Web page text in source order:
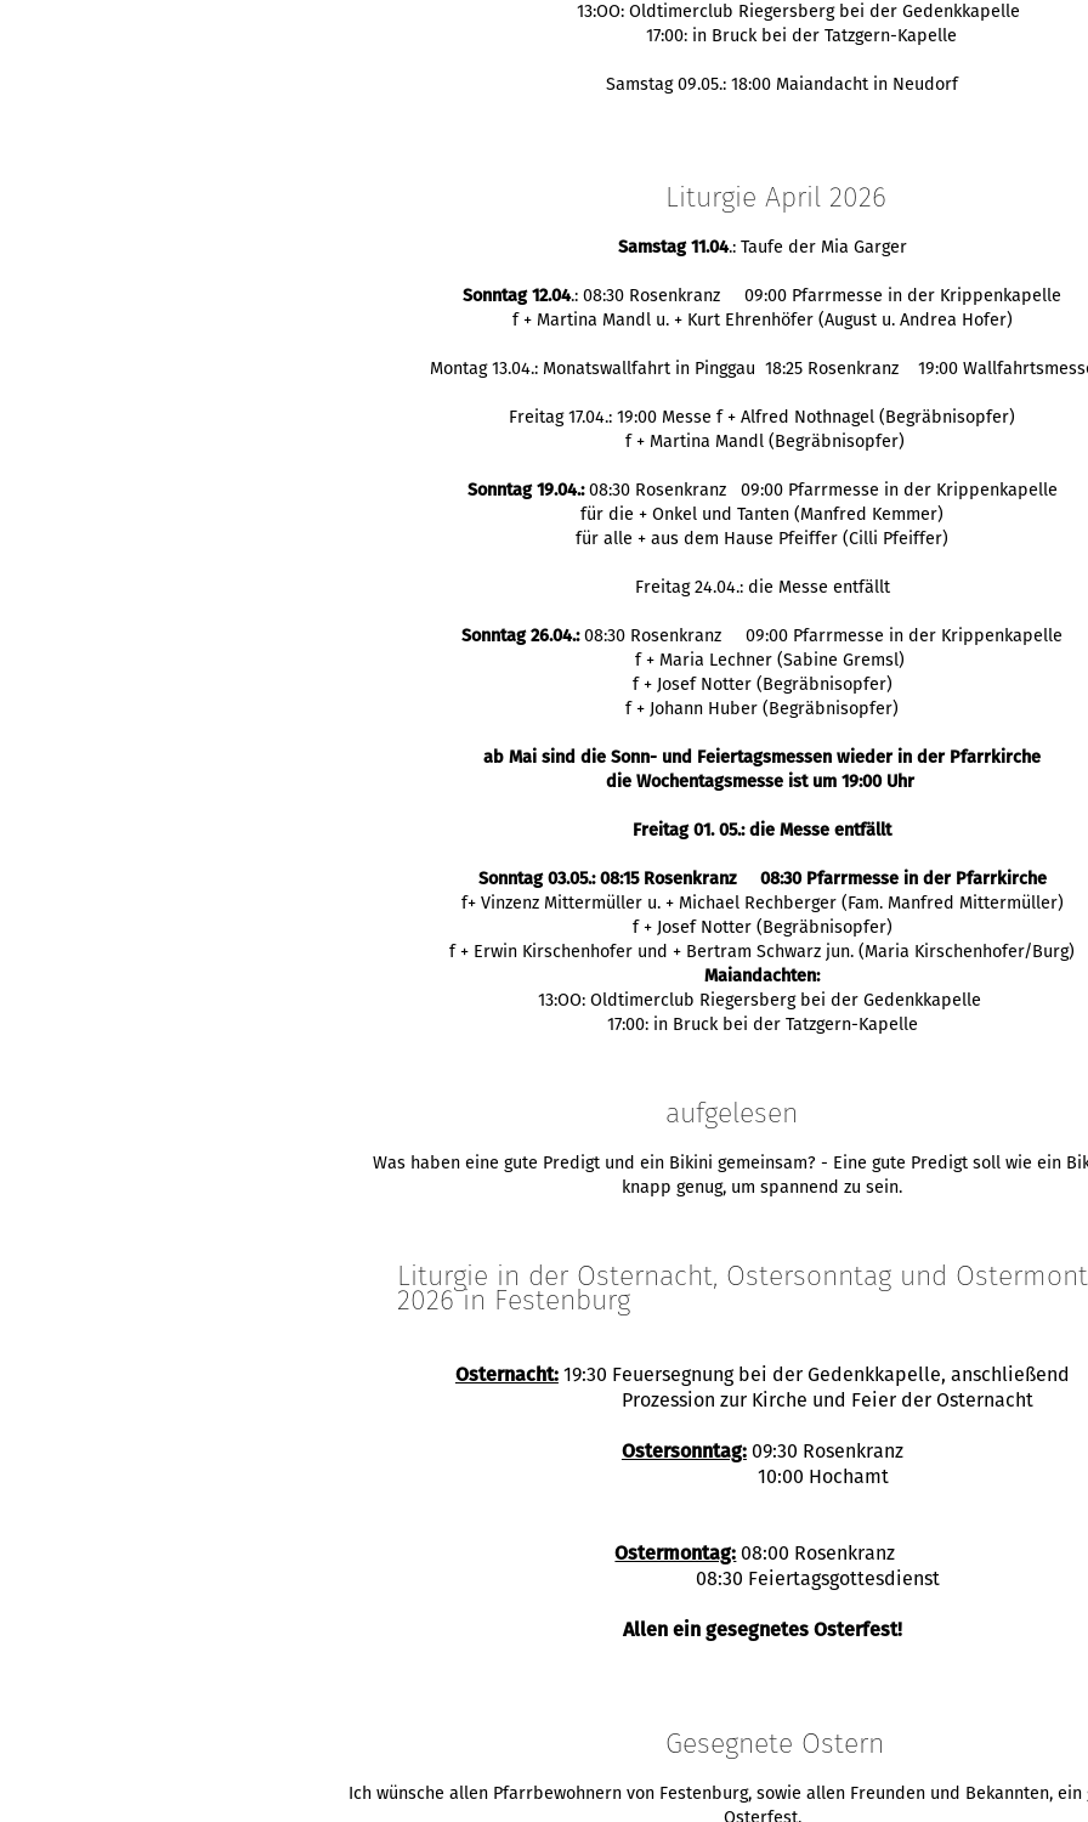
13:OO: Oldtimerclub Riegersberg bei der Gedenkkapelle
17:00: in Bruck bei der Tatzgern-Kapelle
Samstag 09.05.: 18:00 Maiandacht in Neudorf
Liturgie April 2026
Samstag 11.04.: Taufe der Mia Garger
Sonntag 12.04.: 08:30 Rosenkranz 09:00 Pfarrmesse in der Krippenkapelle
f + Martina Mandl u. + Kurt Ehrenhöfer (August u. Andrea Hofer)
Montag 13.04.: Monatswallfahrt in Pinggau 18:25 Rosenkranz 19:00
Freitag 17.04.: 19:00 Messe f + Alfred Nothnagel (Begräbnisopfer)
f + Martina Mandl (Begräbnisopfer)
Sonntag 19.04.:08:30 Rosenkranz 09:00 Pfarrmesse in der Krippenkapelle
für die + Onkel und Tanten (Manfred Kemmer)
für alle + aus dem Hause Pfeiffer (Cilli Pfeiffer)
Freitag 24.04.: die Messe entfällt
Sonntag 26.04.:08:30 Rosenkranz 09:00 Pfarrmesse in der Krippenkapelle
f + Maria Lechner (Sabine Gremsl)
f + Josef Notter (Begräbnisopfer)
f + Johann Huber (Begräbnisopfer)
ab Mai sind die Sonn- und Feiertagsmessen wieder in der Pfarrkirche
die Wochentagsmesse ist um 19:00 Uhr
Freitag 01. 05.: die Messe entfällt
Sonntag 03.05.: 08:15 Rosenkranz 08:30 Pfarrmesse in der Pfarrkirche
f+ Vinzenz Mittermüller u. + Michael Rechberger (Fam. Manfred Mittermüller)
f + Josef Notter (Begräbnisopfer)
f + Erwin Kirschenhofer und + Bertram Schwarz jun. (Maria Kirschenhofer/Burg)
Maiandachten:
13:OO: Oldtimerclub Riegersberg bei der Gedenkkapelle
17:00: in Bruck bei der Tatzgern-Kapelle
aufgelesen
Was haben eine gute Predigt und ein Bikini gemeinsam? - Eine gute Predigt soll wie ein
knapp genug, um spannend zu sein.
Liturgie in der Osternacht, Ostersonntag und
2026 in Festenburg
Osternacht:19:30 Feuersegnung bei der Gedenkkapelle, anschließend
Prozession zur Kirche und Feier der Osternacht
Ostersonntag:09:30 Rosenkranz
10:00 Hochamt
Ostermontag: 08:00 Rosenkranz
08:30 Feiertagsgottesdienst
Allen ein gesegnetes Osterfest!
Gesegnete Ostern
Ich wünsche allen Pfarrbewohnern von Festenburg, sowie allen Freunden und Bekannten, ein
Osterfest.